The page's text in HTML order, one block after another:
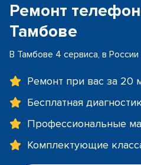
Ремонт
Тамбове
В Тамбове 4 сервиса, в
Ремонт при вас за 20
Бесплатная
Профессиональные
Комплектующие